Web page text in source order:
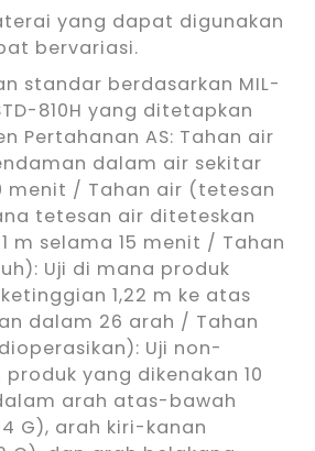
yang dapat digunakan
bervariasi.
standar berdasarkan MIL-
810H yang ditetapkan
Pertahanan AS: Tahan air
dalam air sekitar
menit / Tahan air (tetesan
tetesan air diteteskan
m selama 15 menit / Tahan
Uji di mana produk
1,22 m ke atas
dalam 26 arah / Tahan
Uji non-
yang dikenakan 10
arah atas-bawah
G), arah kiri-kanan